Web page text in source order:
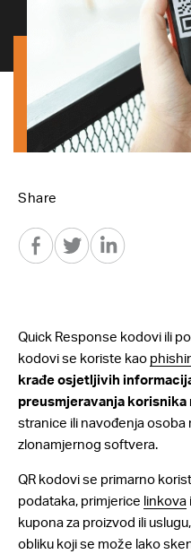
Quick Response kodovi ili
kodovi se koriste kao
krađe osjetljivih
preusmjeravanja korisnika
stranice ili navođenja osoba
zlonamjernog softvera.
QR kodovi se primarno
podataka, primjerice linkova
kupona za proizvod ili
obliku koji se može lako
Share